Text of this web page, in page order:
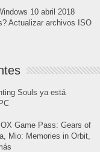
10 abril 2018
Actualizar archivos ISO
Souls ya está
Game Pass: Gears of
Mio: Memories in Orbit,